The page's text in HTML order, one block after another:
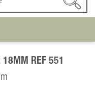
18MM REF 551